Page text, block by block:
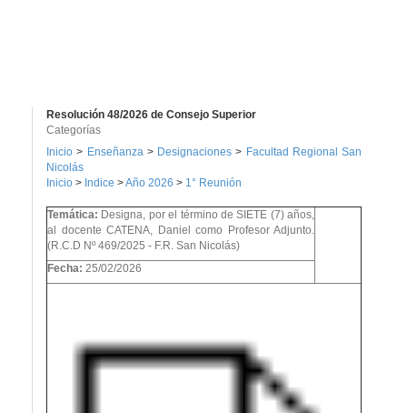
Resolución 48/2026 de Consejo Superior
Categorías
Inicio > Enseñanza > Designaciones> Facultad Regional San
Nicolás
Inicio > Indice >Año 2026 > 1° Reunión
Temática: Designa, por el término de SIETE (7) años,
al docente CATENA, Daniel como Profesor Adjunto.
(R.C.D Nº 469/2025 - F.R. San Nicolás)
Fecha: 25/02/2026